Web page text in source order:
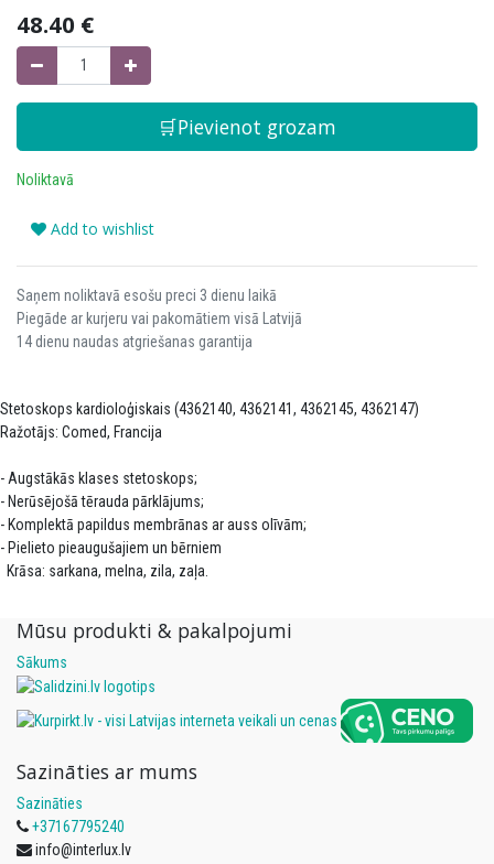
48.40 €
🛒Pievienot grozam
Noliktavā
Add to wishlist
Saņem noliktavā esošu preci 3 dienu laikā
Piegāde ar kurjeru vai pakomātiem visā Latvijā
14 dienu naudas atgriešanas garantija
Stetoskops kardioloģiskais (4362140, 4362141, 4362145, 4362147)
Ražotājs: Comed, Francija
- Augstākās klases stetoskops;
- Nerūsējošā tērauda pārklājums;
- Komplektā papildus membrānas ar auss olīvām;
- Pielieto pieaugušajiem un bērniem
Krāsa: sarkana, melna, zila, zaļa.
Mūsu produkti & pakalpojumi
Sākums
Sazināties ar mums
Sazināties
+37167795240
info@interlux.lv